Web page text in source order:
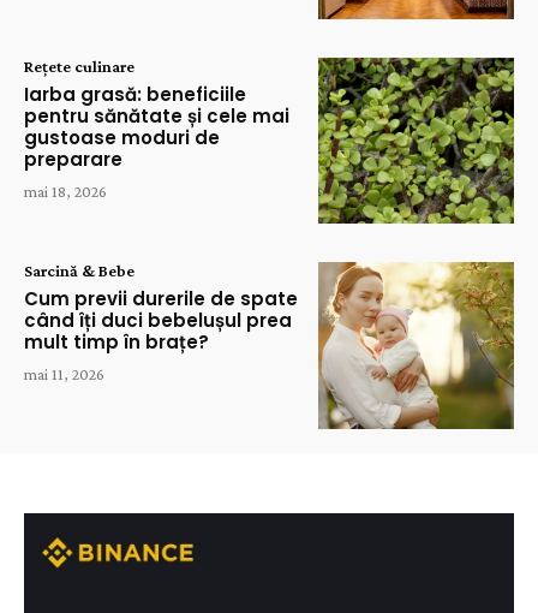
Rețete culinare
Iarba grasă: beneficiile
pentru sănătate și cele mai
gustoase moduri de
preparare
mai 18, 2026
Sarcină & Bebe
Cum previi durerile de spate
când îți duci bebelușul prea
mult timp în brațe?
mai 11, 2026